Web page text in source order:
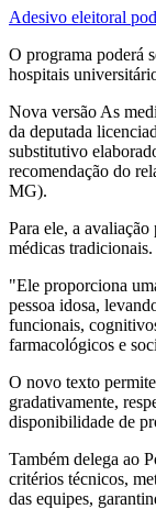
Adesivo eleitoral
O programa poderá
hospitais
Nova versão As
da deputada
substitutivo
recomendação do
MG).
Para ele, a
médicas tradicionais.
"Ele proporciona
pessoa idosa,
funcionais,
farmacológicos e
O novo texto
gradativamente,
disponibilidade de
Também delega ao
critérios técnicos,
das equipes,